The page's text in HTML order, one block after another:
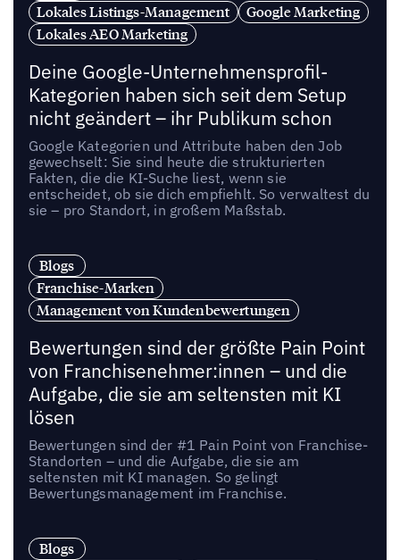
Lokales Listings-Management
Google Marketing
Lokales AEO Marketing
Deine Google-Unternehmensprofil-
Kategorien haben sich seit dem Setup
nicht geändert – ihr Publikum schon
Google Kategorien und Attribute haben den Job
gewechselt: Sie sind heute die strukturierten
Fakten, die die KI-Suche liest, wenn sie
entscheidet, ob sie dich empfiehlt. So verwaltest du
sie – pro Standort, in großem Maßstab.
Blogs
Franchise-Marken
Management von Kundenbewertungen
Bewertungen sind der größte Pain Point
von Franchisenehmer:innen – und die
Aufgabe, die sie am seltensten mit KI
lösen
Bewertungen sind der #1 Pain Point von Franchise-
Standorten – und die Aufgabe, die sie am
seltensten mit KI managen. So gelingt
Bewertungsmanagement im Franchise.
Blogs